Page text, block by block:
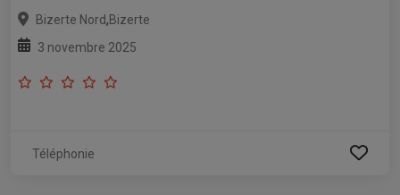
Bizerte Nord,Bizerte
3 novembre 2025
Téléphonie